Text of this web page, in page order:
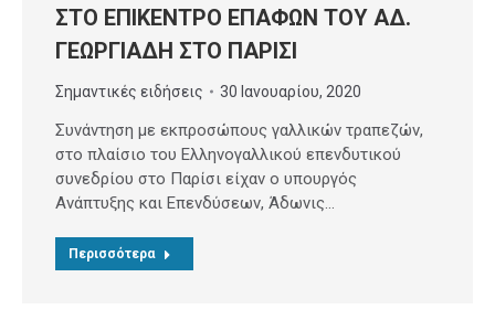
ΣΤΟ ΕΠΙΚΕΝΤΡΟ ΕΠΑΦΩΝ ΤΟΥ ΑΔ.
ΓΕΩΡΓΙΑΔΗ ΣΤΟ ΠΑΡΙΣΙ
Σημαντικές ειδήσεις 30 Ιανουαρίου, 2020
Συνάντηση με εκπροσώπους γαλλικών τραπεζών,
στο πλαίσιο του Ελληνογαλλικού επενδυτικού
συνεδρίου στο Παρίσι είχαν ο υπουργός
Ανάπτυξης και Επενδύσεων, Άδωνις…
Περισσότερα